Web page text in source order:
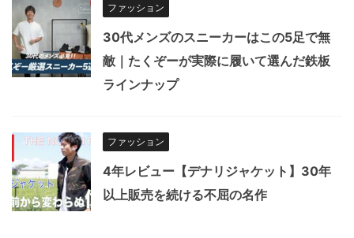
ファッション
30代メンズのスニーカーはこの5足で無
敵｜たくぞーが実際に履いて選んだ鉄板
ラインナップ
ファッション
4年レビュー【デナリジャケット】30年
以上販売を続ける不屈の名作